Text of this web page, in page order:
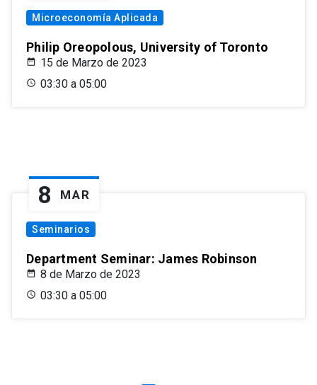
Microeconomía Aplicada
Philip Oreopolous, University of Toronto
15 de Marzo de 2023
03:30 a 05:00
8 MAR
Seminarios
Department Seminar: James Robinson
8 de Marzo de 2023
03:30 a 05:00